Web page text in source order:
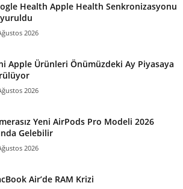
Health Apple Health Senkronizasyonu
2026
Apple Ürünleri Önümüzdeki Ay Piyasaya
2026
Yeni AirPods Pro Modeli 2026
Gelebilir
2026
Air’de RAM Krizi